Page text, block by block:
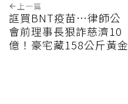
上一篇
誆買BNT疫苗…律師公
會前理事長狠詐慈濟10
億！豪宅藏158公斤黃金